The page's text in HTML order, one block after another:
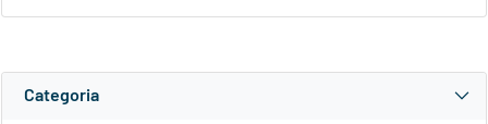
Categoria